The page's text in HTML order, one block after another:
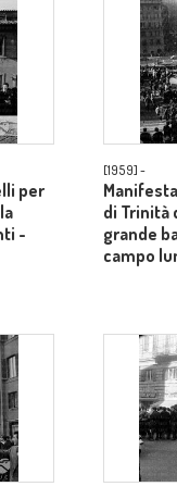
per
-
[1959] -
di Trinità
grande
campo